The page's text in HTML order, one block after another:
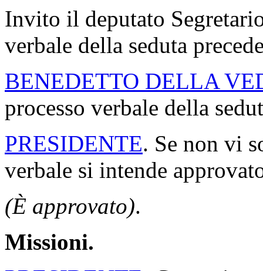
Rif. normativi
XIX LEGISLATURA
Resoconto stenografico
Seduta n. 270 di martedì
PRESIDENZA DEL
La seduta comincia alle
PRESIDENTE